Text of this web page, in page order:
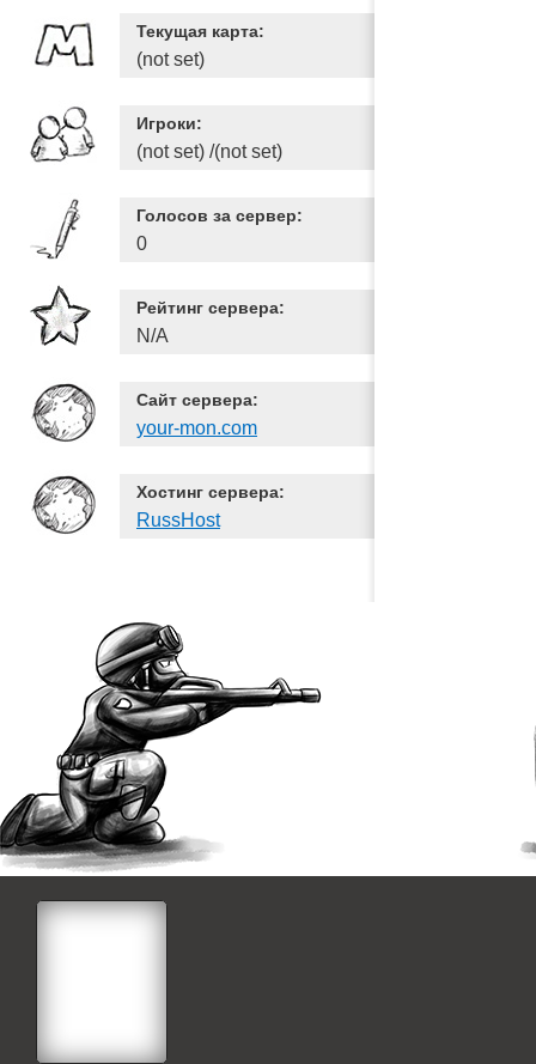
Текущая карта:
(not set)
Игроки:
(not set) /(not set)
Голосов за сервер:
0
Рейтинг сервера:
N/A
Сайт сервера:
your-mon.com
Хостинг сервера:
RussHost